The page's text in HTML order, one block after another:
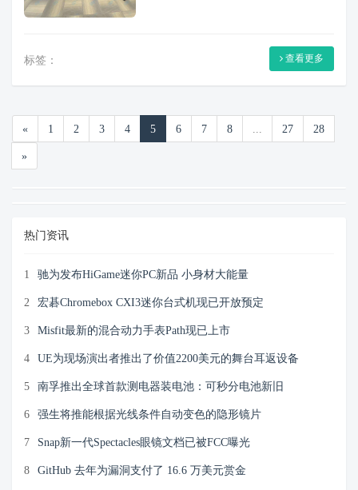
标签： 查看更多
« 1 2 3 4 5 6 7 8 27 28
»
热门资讯
1 驰为发布HiGame迷你PC新品 小身材大能量
2 宏碁Chromebox CXI3迷你台式机现已开放预定
3 Misfit最新的混合动力手表Path现已上市
4 UE为现场演出者推出了价值2200美元的舞台耳返设备
5 南孚推出全球首款测电器装电池：可秒分电池新旧
6 强生将推能根据光线条件自动变色的隐形镜片
7 Snap新一代Spectacles眼镜文档已被FCC曝光
8 GitHub 去年为漏洞支付了 16.6 万美元赏金